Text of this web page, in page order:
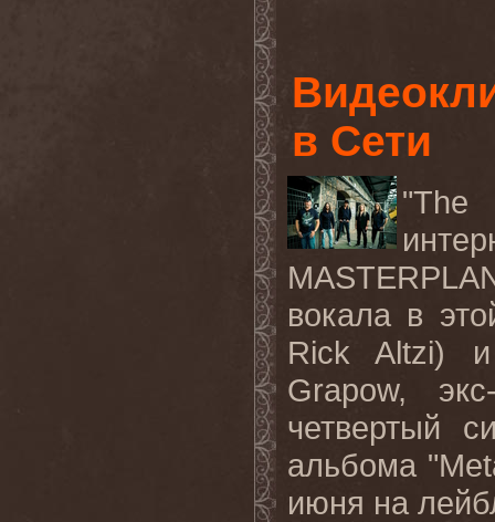
в Сети
"The
вокала в
Rick
Altzi) и
Grapow,
четвертый
альбома "
июня на